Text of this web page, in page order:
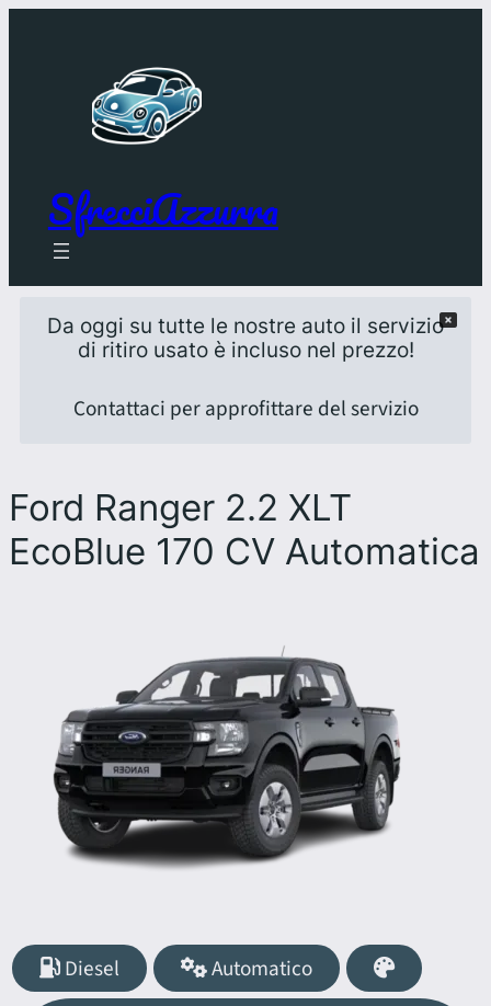
SfrecciAzzurra
Da oggi su tutte le nostre auto il servizio
di ritiro usato è incluso nel prezzo!
Contattaci per approfittare del servizio
Ford Ranger 2.2 XLT
EcoBlue 170 CV Automatica
Diesel
Automatico